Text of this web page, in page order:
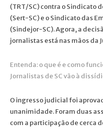
(TRT/SC) contra o Sindicato
(Sert-SC) e o Sindicato das
(Sindejor-SC). Agora, a
jornalistas está nas mãos da
Entenda: o que é e como
Jornalistas de SC vão à
O ingresso judicial foi
unanimidade. Foram duas
com a participação de cerca